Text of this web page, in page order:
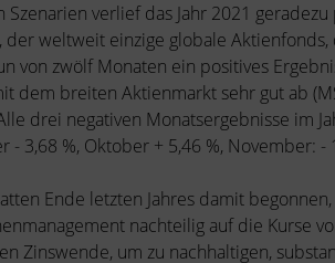
Szenarien verlief das Jahr 2021
der weltweit einzige globale
von zwölf Monaten ein positives
dem breiten Aktienmarkt sehr gut ab
drei negativen Monatsergebnisse im
3,68 %, Oktober + 5,46 %, November: -
Ende letzten Jahres damit
nachteilig auf die Kurse
Zinswende, um zu nachhaltigen,